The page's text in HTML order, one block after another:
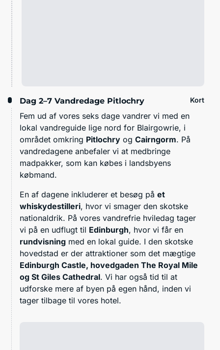
Dag 2–7 Vandredage Pitlochry Kort
Fem ud af vores seks dage vandrer vi med en
lokal vandreguide lige nord for Blairgowrie, i
området omkring Pitlochry og Cairngorm. På
vandredagene anbefaler vi at medbringe
madpakker, som kan købes i landsbyens
købmand.
En af dagene inkluderer et besøg på et
whiskydestilleri, hvor vi smager den skotske
nationaldrik. På vores vandrefrie hviledag tager
vi på en udflugt til Edinburgh, hvor vi får en
rundvisning med en lokal guide. I den skotske
hovedstad er der attraktioner som det mægtige
Edinburgh Castle, hovedgaden The Royal Mile
og St Giles Cathedral. Vi har også tid til at
udforske mere af byen på egen hånd, inden vi
tager tilbage til vores hotel.